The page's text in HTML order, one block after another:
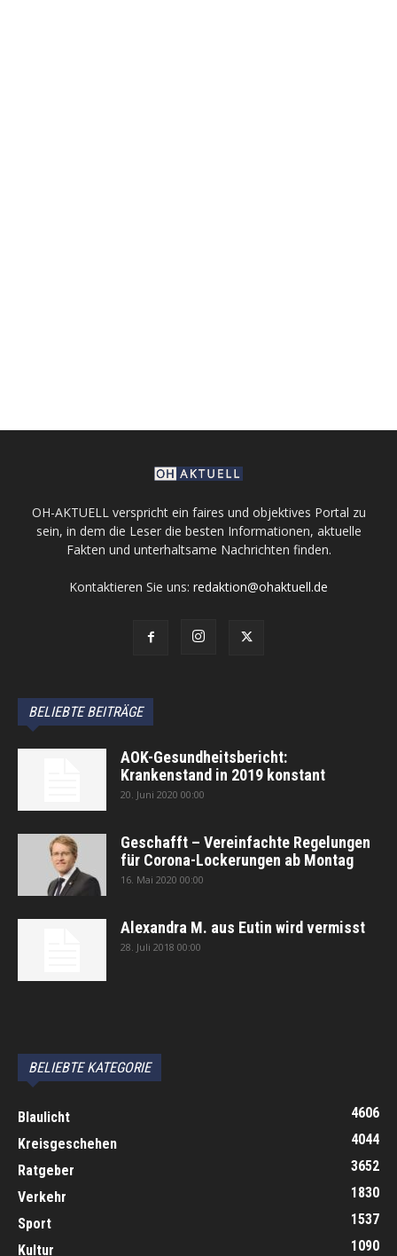
OH-AKTUELL verspricht ein faires und objektives Portal zu
sein, in dem die Leser die besten Informationen, aktuelle
Fakten und unterhaltsame Nachrichten finden.
Kontaktieren Sie uns: redaktion@ohaktuell.de
BELIEBTE BEITRÄGE
AOK-Gesundheitsbericht:
Krankenstand in 2019 konstant
20. Juni 2020 00:00
Geschafft – Vereinfachte Regelungen
für Corona-Lockerungen ab Montag
16. Mai 2020 00:00
Alexandra M. aus Eutin wird vermisst
28. Juli 2018 00:00
BELIEBTE KATEGORIE
Blaulicht
4606
Kreisgeschehen
4044
Ratgeber
3652
Verkehr
1830
Sport
1537
Kultur
1090